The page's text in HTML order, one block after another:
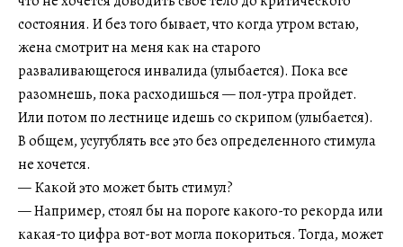
состояния. И без того бывает, что когда утром встаю,
жена смотрит на меня как на старого
разваливающегося инвалида (улыбается). Пока все
разомнешь, пока расходишься — пол-утра пройдет.
Или потом по лестнице идешь со скрипом (улыбается).
В общем, усугублять все это без определенного стимула
не хочется.
— Какой это может быть стимул?
— Например, стоял бы на пороге какого-то рекорда или
какая-то цифра вот-вот могла покориться. Тогда, может